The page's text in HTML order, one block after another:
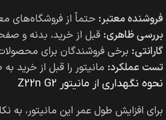
فروشنده معتبر: حتماً از فروشگاه‌های
بررسی ظاهری: قبل از خرید، بدنه و
گارانتی: برخی فروشندگان برای
تست عملکرد: مانیتور را قبل از
نحوه نگهداری از مانیتور Z22n G2
برای افزایش طول عمر این مانیتور، به